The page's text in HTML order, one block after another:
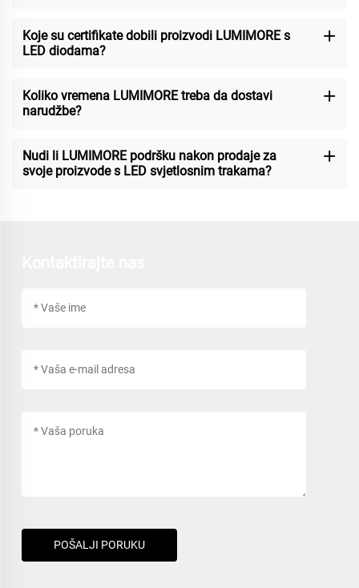
Koje su certifikate dobili proizvodi LUMIMORE s
LED diodama?
Koliko vremena LUMIMORE treba da dostavi
narudžbe?
Nudi li LUMIMORE podršku nakon prodaje za
svoje proizvode s LED svjetlosnim trakama?
POŠALJI PORUKU